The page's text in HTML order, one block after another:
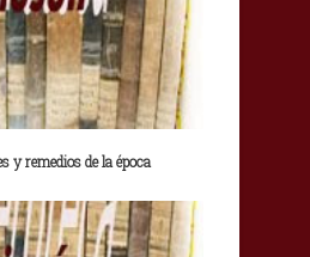
y remedios de la época